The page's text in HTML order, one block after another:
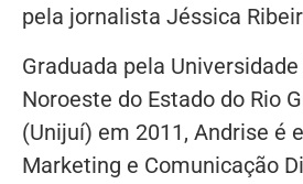
pela jornalista Jéssica
Graduada pela
Noroeste do Estado do Rio
(Unijuí) em 2011, Andrise é
Marketing e Comunicação